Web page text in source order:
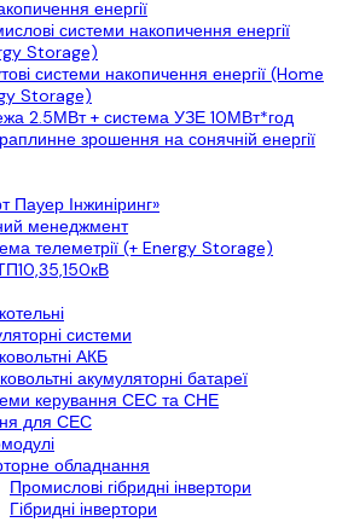
енергії
системи накопичення енергії
Storage)
системи накопичення енергії (Home
Storage)
2.5МВт + система УЗЕ 10МВт*год
зрошення на сонячній енергії
Пауер Інжиніринг»
менеджмент
телеметрії (+ Energy Storage)
системи
АКБ
акумуляторні батареї
керування СЕС та СНЕ
для СЕС
обладнання
Промислові гібридні інвертори
Гібридні інвертори